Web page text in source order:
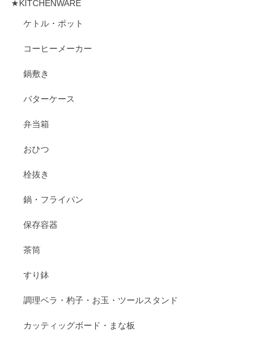
★KITCHENWARE
ケトル・ポット
コーヒーメーカー
鍋敷き
バターケース
弁当箱
おひつ
栓抜き
鍋・フライパン
保存容器
茶筒
すり鉢
調理ベラ・杓子・お玉・ツールスタンド
カッティッグボード・まな板